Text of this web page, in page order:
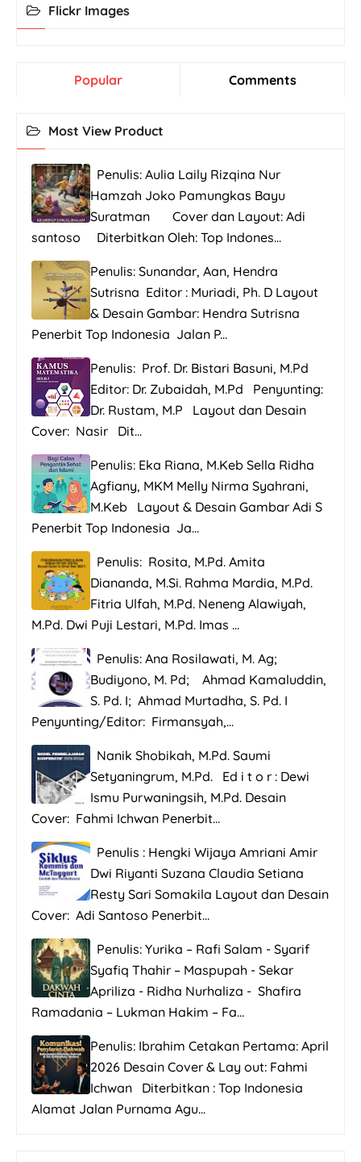
Flickr Images
Popular Comments
Most View Product
Penulis: Aulia Laily Rizqina Nur
Hamzah Joko Pamungkas Bayu
Suratman Cover dan Layout: Adi
santoso Diterbitkan Oleh: Top Indones...
Penulis: Sunandar, Aan, Hendra
Sutrisna Editor : Muriadi, Ph. D Layout
& Desain Gambar: Hendra Sutrisna
Penerbit Top Indonesia Jalan P...
Penulis: Prof. Dr. Bistari Basuni, M.Pd
Editor: Dr. Zubaidah, M.Pd Penyunting:
Dr. Rustam, M.P Layout dan Desain
Cover: Nasir Dit...
Penulis: Eka Riana, M.Keb Sella Ridha
Agfiany, MKM Melly Nirma Syahrani,
M.Keb Layout & Desain Gambar Adi S
Penerbit Top Indonesia Ja...
Penulis: Rosita, M.Pd. Amita
Diananda, M.Si. Rahma Mardia, M.Pd.
Fitria Ulfah, M.Pd. Neneng Alawiyah,
M.Pd. Dwi Puji Lestari, M.Pd. Imas ...
Penulis: Ana Rosilawati, M. Ag;
Budiyono, M. Pd; Ahmad Kamaluddin,
S. Pd. I; Ahmad Murtadha, S. Pd. I
Penyunting/Editor: Firmansyah,...
Nanik Shobikah, M.Pd. Saumi
Setyaningrum, M.Pd. Ed i t o r : Dewi
Ismu Purwaningsih, M.Pd. Desain
Cover: Fahmi Ichwan Penerbit...
Penulis : Hengki Wijaya Amriani Amir
Dwi Riyanti Suzana Claudia Setiana
Resty Sari Somakila Layout dan Desain
Cover: Adi Santoso Penerbit...
Penulis: Yurika – Rafi Salam - Syarif
Syafiq Thahir – Maspupah - Sekar
Apriliza - Ridha Nurhaliza - Shafira
Ramadania – Lukman Hakim – Fa...
Penulis: Ibrahim Cetakan Pertama: April
2026 Desain Cover & Lay out: Fahmi
Ichwan Diterbitkan : Top Indonesia
Alamat Jalan Purnama Agu...